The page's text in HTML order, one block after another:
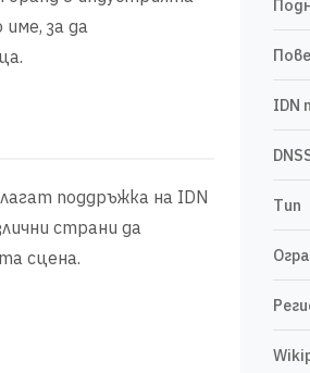
за да
поддръжка на IDN
страни да
сцена.
IDN
Тип